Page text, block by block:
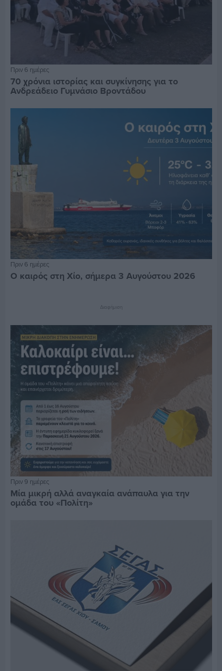
Πριν 6 ημέρες
70 χρόνια ιστορίας και συγκίνησης για το
Ανδρεάδειο Γυμνάσιο Βροντάδου
Πριν 6 ημέρες
Ο καιρός στη Χίο, σήμερα 3 Αυγούστου 2026
Διαφήμιση
Πριν 9 ημέρες
Μία μικρή αλλά αναγκαία ανάπαυλα για την
ομάδα του «Πολίτη»